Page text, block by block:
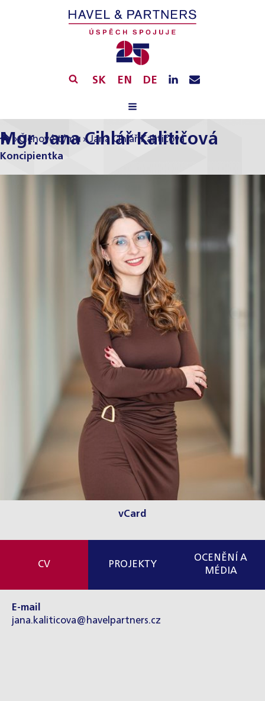
SK EN DE
» Členové týmu » Jana Cihlář Kalitičová
Mgr. Jana Cihlář Kalitičová
Koncipientka
vCard
CV PROJEKTY
OCENĚNÍ A
MÉDIA
E-mail
jana.kaliticova@havelpartners.cz